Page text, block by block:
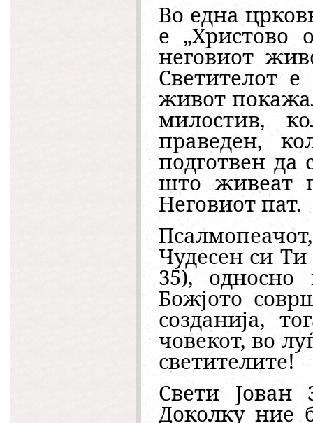
Во една
е „Христово
неговиот
Светителот
живот
милостив,
праведен,
подготвен да
што живеат
Неговиот пат.
Чудесен си Ти
35),
Божјото
созданија,
човекот, во
светителите!
Свети Јован
Доколку ние